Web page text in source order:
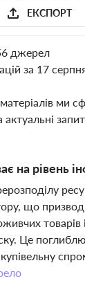
ЕКСПОРТ
джерел
за 17
ми
актуальні
на рівень
що
товарів
Це